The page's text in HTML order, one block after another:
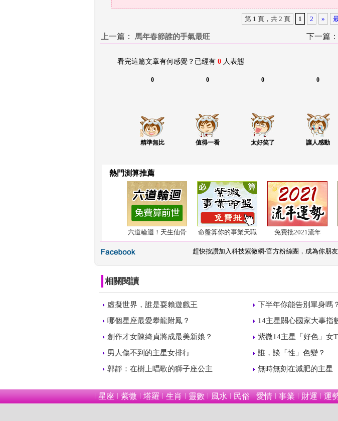
第 1 頁，共 2 頁 1 2 »
上一篇： 馬年春節誰的手氣最旺 下一篇：
看完這篇文章有何感覺？已經有 0 人表態
0
精準無比
0
值得一看
0
太好笑了
0
讓人感動
熱門測算推薦
六道輪迴！天生仙骨 命盤算你的事業天職 免費批2021流年
趕快按讚加入科技紫微網-官方粉絲團 ，成為你朋
相關閱讀
虛擬世界，誰是耍賴遊戲王
哪個星座最愛攀龍附鳳？
創作才女陳綺貞將成最美新娘？
男人傷不到的主星女排行
郭靜：在樹上唱歌的獅子座公主
下半年你能告別單身嗎？
14主星關心國家大事指
紫微14主星「好色」女
誰，談「性」色變？
無時無刻在減肥的主星
星座 紫微 塔羅 生肖 靈數 風水 民俗 愛情 事業 財運 運